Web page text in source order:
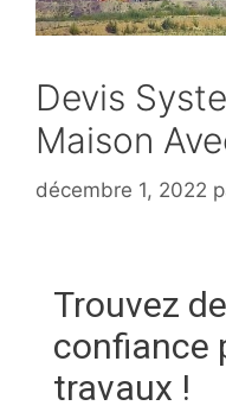
Devis
Maison
décembre 1, 2022
Trouvez
confiance
travaux !